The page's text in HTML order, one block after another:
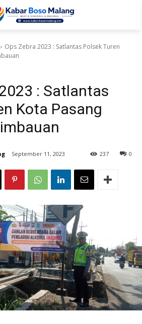
Ops Zebra 2023 : Satlantas Polsek Turen
: Satlantas
Kota Pasang
September 11, 2023 0
237